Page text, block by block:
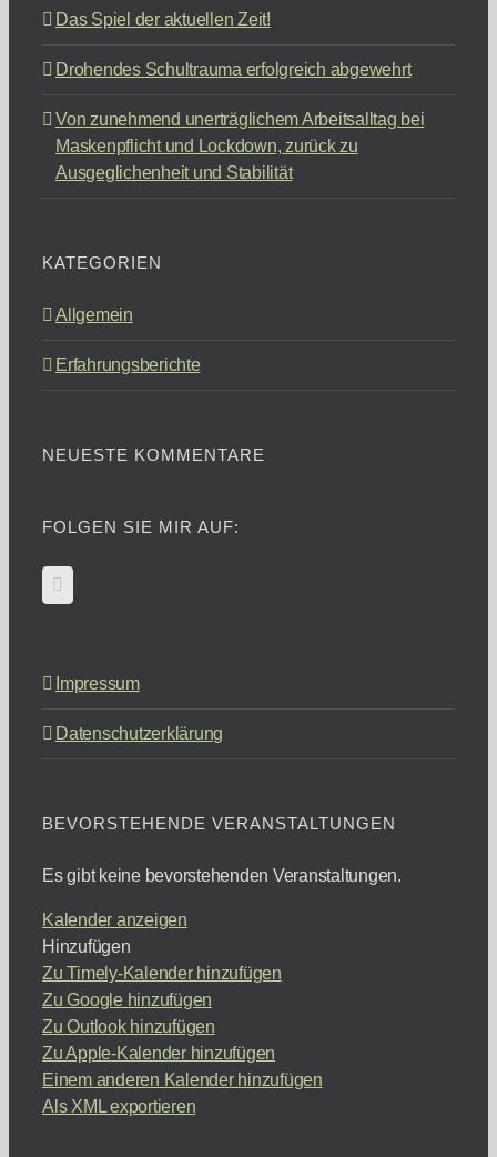
Das Spiel der aktuellen Zeit!
Drohendes Schultrauma erfolgreich abgewehrt
Von zunehmend unerträglichem Arbeitsalltag bei
Maskenpflicht und Lockdown, zurück zu
Ausgeglichenheit und Stabilität
KATEGORIEN
Allgemein
Erfahrungsberichte
NEUESTE KOMMENTARE
FOLGEN SIE MIR AUF:
Impressum
Datenschutzerklärung
BEVORSTEHENDE VERANSTALTUNGEN
Es gibt keine bevorstehenden Veranstaltungen.
Kalender anzeigen
Hinzufügen
Zu Timely-Kalender hinzufügen
Zu Google hinzufügen
Zu Outlook hinzufügen
Zu Apple-Kalender hinzufügen
Einem anderen Kalender hinzufügen
Als XML exportieren